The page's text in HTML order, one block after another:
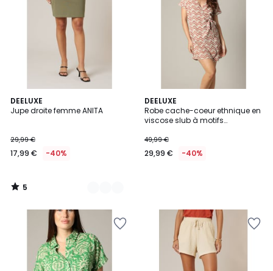
DEELUXE
Jupe droite femme ANITA
29,99 €
17,99 € -40%
5
/
2
Couleurs
5
/
DEELUXE
Robe cache-coeur ethnique en
viscose slub à motifs
49,99 €
29,99 € -40%